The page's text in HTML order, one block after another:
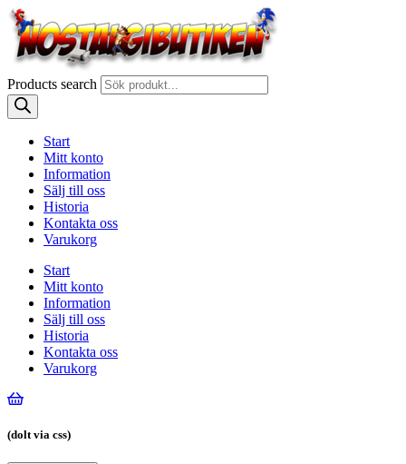
Products search
Start
Mitt konto
Information
Sälj till oss
Historia
Kontakta oss
Varukorg
Start
Mitt konto
Information
Sälj till oss
Historia
Kontakta oss
Varukorg
(dolt via css)